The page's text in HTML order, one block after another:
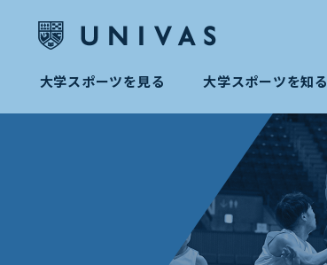
大学スポーツを見る 大学スポーツを知る